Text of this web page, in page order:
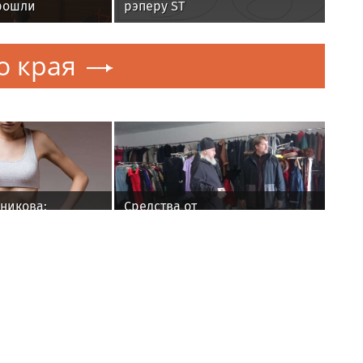
108‑летию
И.К. Яковлева
рэперу ST
края
Средства от